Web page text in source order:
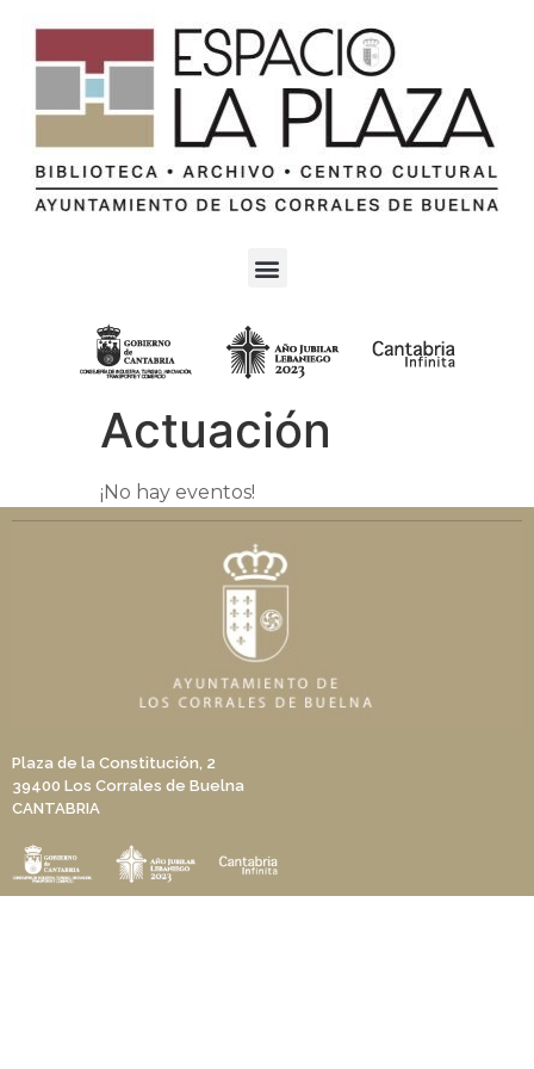
Actuación
¡No hay eventos!
Plaza de la Constitución, 2
39400 Los Corrales de Buelna
CANTABRIA